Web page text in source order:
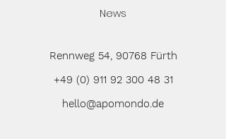
News
Rennweg 54, 90768 Fürth
+49 (0) 911 92 300 48 31
hello@apomondo.de